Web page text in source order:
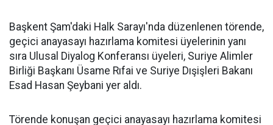
Başkent Şam'daki Halk Sarayı'nda düzenlenen törende,
geçici anayasayı hazırlama komitesi üyelerinin yanı
sıra Ulusal Diyalog Konferansı üyeleri, Suriye Alimler
Birliği Başkanı Üsame Rıfai ve Suriye Dışişleri Bakanı
Esad Hasan Şeybani yer aldı.
Törende konuşan geçici anayasayı hazırlama komitesi